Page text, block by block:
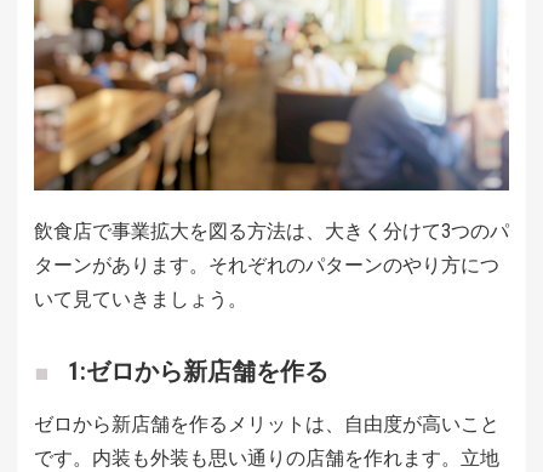
飲食店で事業拡大を図る方法は、大きく分けて3つのパ
ターンがあります。それぞれのパターンのやり方につ
いて見ていきましょう。
1:ゼロから新店舗を作る
ゼロから新店舗を作るメリットは、自由度が高いこと
です。内装も外装も思い通りの店舗を作れます。立地